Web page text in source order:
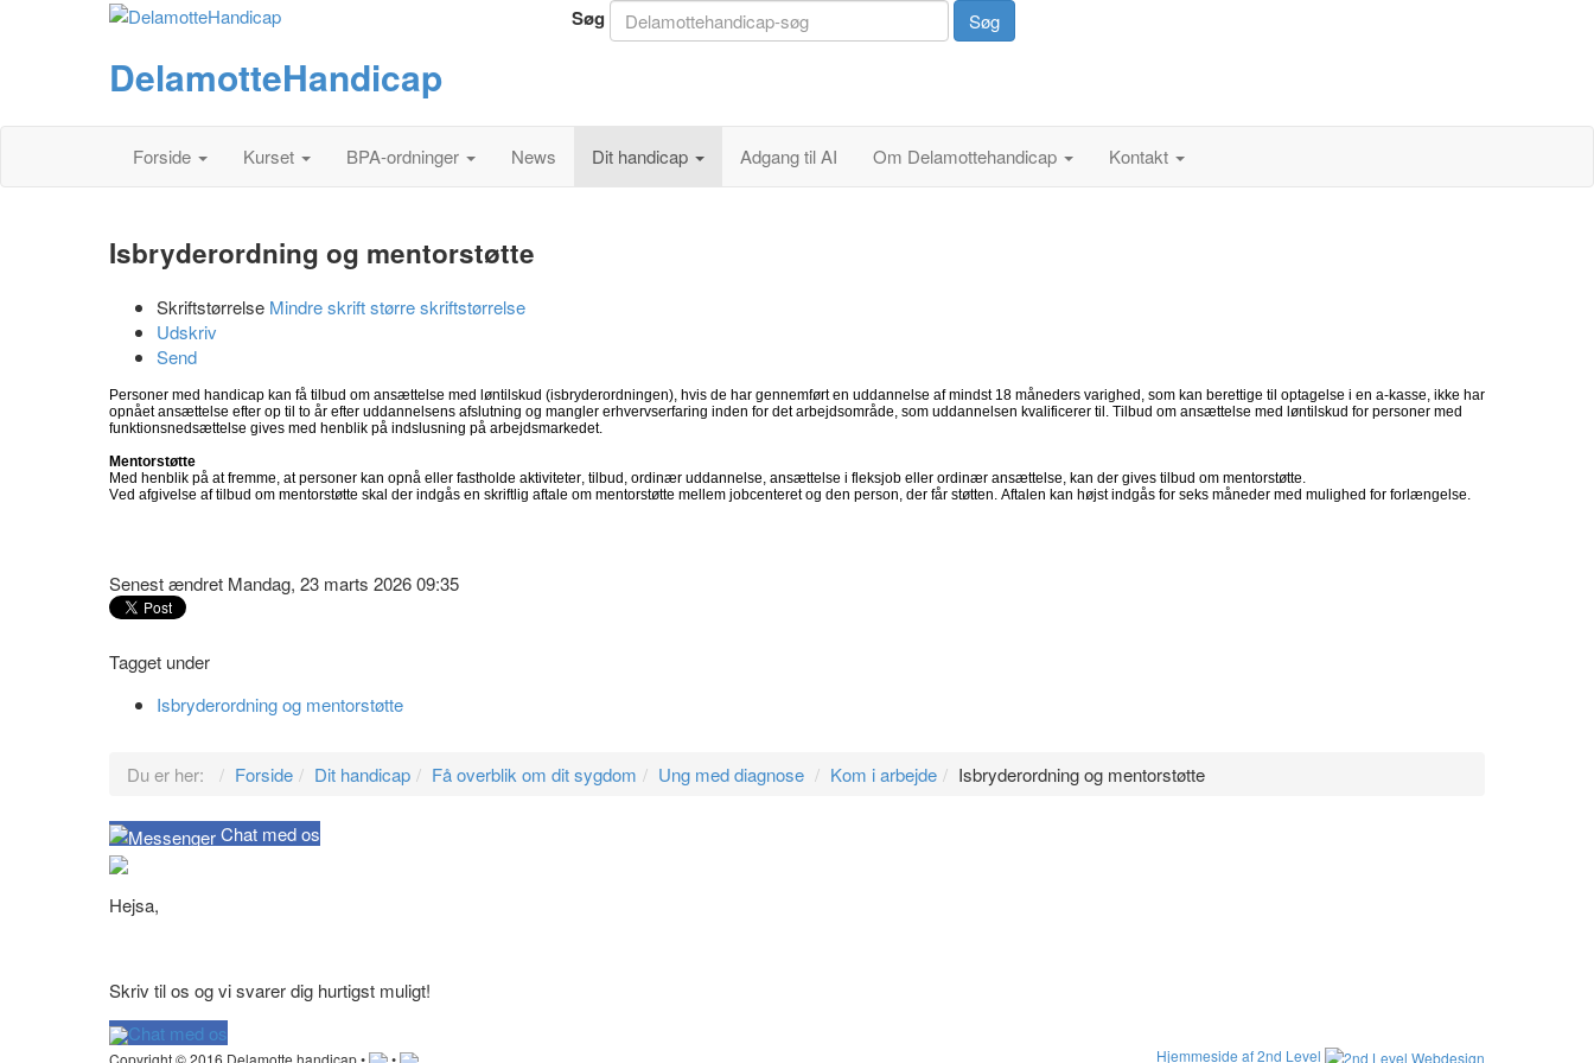
DelamotteHandicap
Søg Søg
Forside Kurset BPA-ordninger News Dit handicap Adgang til AI Om Delamottehandicap Kontakt
Isbryderordning og mentorstøtte
Skriftstørrelse Mindre skriftstørre skriftstørrelse
Udskriv
Send
Personer med handicap kan få tilbud om ansættelse med løntilskud (isbryderordningen), hvis de har gennemført en uddannelse af mindst 18 måneders varighed, som kan berettige til optagelse i en a-kasse, ikke har
opnået ansættelse efter op til to år efter uddannelsens afslutning og mangler erhvervserfaring inden for det arbejdsområde, som uddannelsen kvalificerer til. Tilbud om ansættelse med løntilskud for personer med
funktionsnedsættelse gives med henblik på indslusning på arbejdsmarkedet.
Mentorstøtte
Med henblik på at fremme, at personer kan opnå eller fastholde aktiviteter, tilbud, ordinær uddannelse, ansættelse i fleksjob eller ordinær ansættelse, kan der gives tilbud om mentorstøtte.
Ved afgivelse af tilbud om mentorstøtte skal der indgås en skriftlig aftale om mentorstøtte mellem jobcenteret og den person, der får støtten. Aftalen kan højst indgås for seks måneder med mulighed for forlængelse.
Senest ændret Mandag, 23 marts 2026 09:35
Tagget under
Isbryderordning og mentorstøtte
Du er her: Forside Dit handicap Få overblik om dit sygdom Ung med diagnose Kom i arbejde Isbryderordning og mentorstøtte
Chat med os
Hejsa,
Skriv til os og vi svarer dig hurtigst muligt!
Chat med os
Copyright © 2016 Delamotte handicap • • Hjemmeside af 2nd Level